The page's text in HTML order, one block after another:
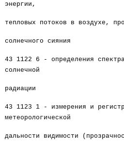
энергии,
тепловых потоков в воздухе,
солнечного сияния
43 1122 6 - определения
солнечной
радиации
43 1123 1 - измерения и
метеорологической
дальности видимости